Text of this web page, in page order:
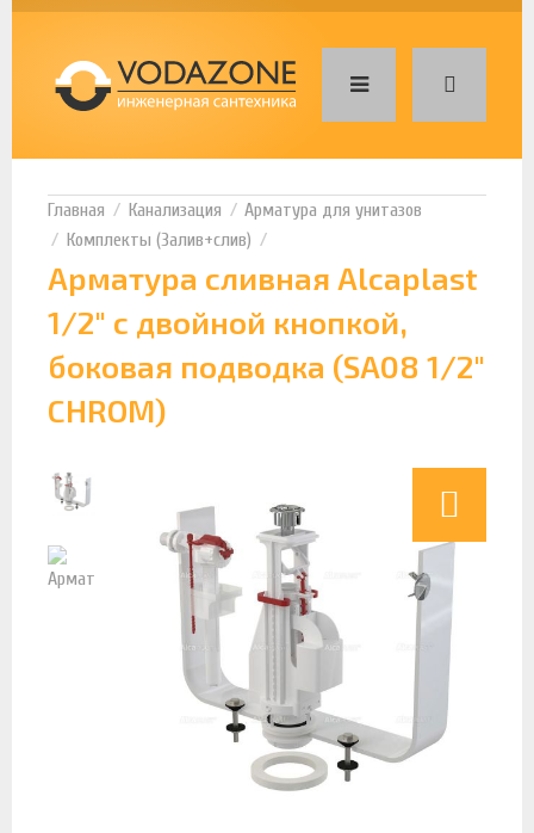
Канализация
Арматура для унитазов
Комплекты (Залив+слив)
Арматура сливная Alcaplast
1/2" с двойной кнопкой,
боковая подводка (SA08 1/2"
CHROM)